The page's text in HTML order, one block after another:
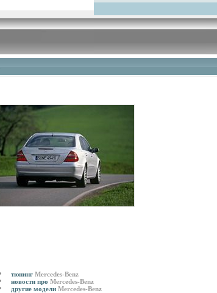
тюнинг Mercedes-Benz
новости про Mercedes-Benz
другие модели Mercedes-Benz